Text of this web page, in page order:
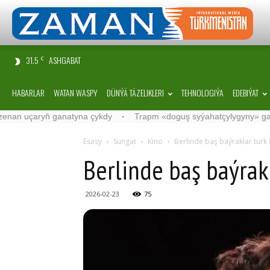
31.5 C ASHGABAT
HABARLAR WATAN WASPY DÜNÝÄ TÄZELIKLERI TEHNOLOGIÝA EDEBIÝAT
çykdy · Trapm «doguş syýahatçylygyny» gadagan etmekçi ·
Esasy Sungat Kino Berlinde baş baýraklar
Berlinde baş
2026-02-23 75